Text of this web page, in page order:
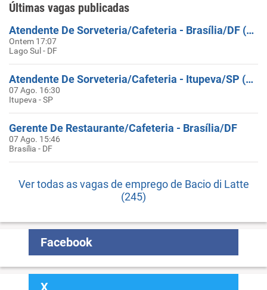
Últimas vagas publicadas
Atendente De Sorveteria/Cafeteria - Brasília/DF (Gilberto Salomão)
Ontem 17:07
Lago Sul - DF
Atendente De Sorveteria/Cafeteria - Itupeva/SP (Outlet Itupeva)
07 Ago. 16:30
Itupeva - SP
Gerente De Restaurante/Cafeteria - Brasília/DF
07 Ago. 15:46
Brasília - DF
Ver todas as vagas de emprego de Bacio di Latte
(245)
Facebook
X